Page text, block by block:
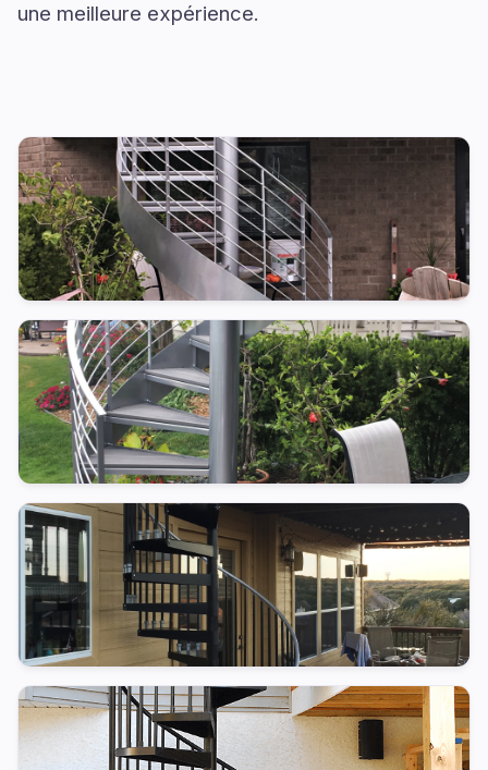
une meilleure expérience.